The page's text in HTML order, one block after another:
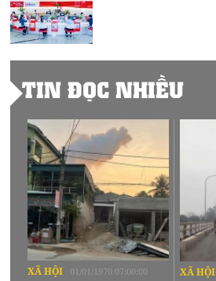
TIN ĐỌC NHIỀU
XÃ HỘI 01/01/1970 07:00:00 XÃ HỘI